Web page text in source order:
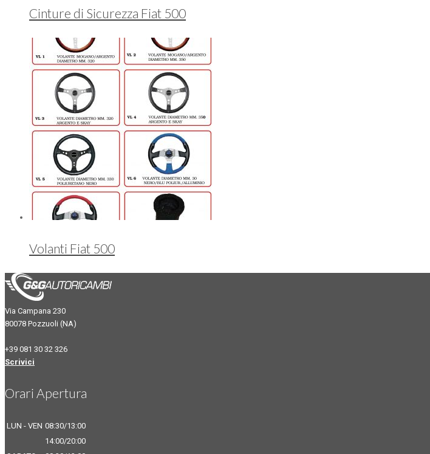
Cinture di Sicurezza Fiat 500
Volanti Fiat 500
Via Campana 230
80078 Pozzuoli (NA)
+39 081 30 32 326
Scrivici
Orari Apertura
LUN - VEN 08:30/13:00
14:00/20:00